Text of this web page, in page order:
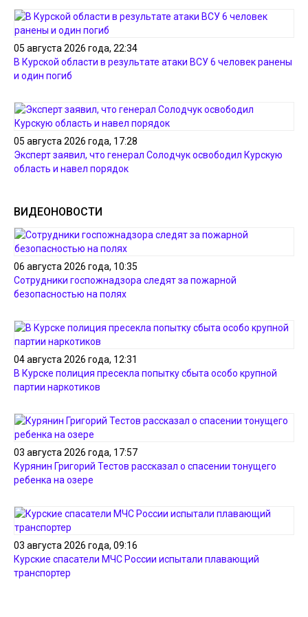
05 августа 2026 года, 22:34
В Курской области в результате атаки ВСУ 6 человек ранены
и один погиб
05 августа 2026 года, 17:28
Эксперт заявил, что генерал Солодчук освободил Курскую
область и навел порядок
ВИДЕОНОВОСТИ
06 августа 2026 года, 10:35
Сотрудники госпожнадзора следят за пожарной
безопасностью на полях
04 августа 2026 года, 12:31
В Курске полиция пресекла попытку сбыта особо крупной
партии наркотиков
03 августа 2026 года, 17:57
Курянин Григорий Тестов рассказал о спасении тонущего
ребенка на озере
03 августа 2026 года, 09:16
Курские спасатели МЧС России испытали плавающий
транспортер